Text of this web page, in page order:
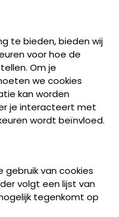
te bieden, bieden wij
voor hoe de
Om je
we cookies
kan worden
je interacteert met
wordt beïnvloed.
gebruik van cookies
volgt een lijst van
tegenkomt op